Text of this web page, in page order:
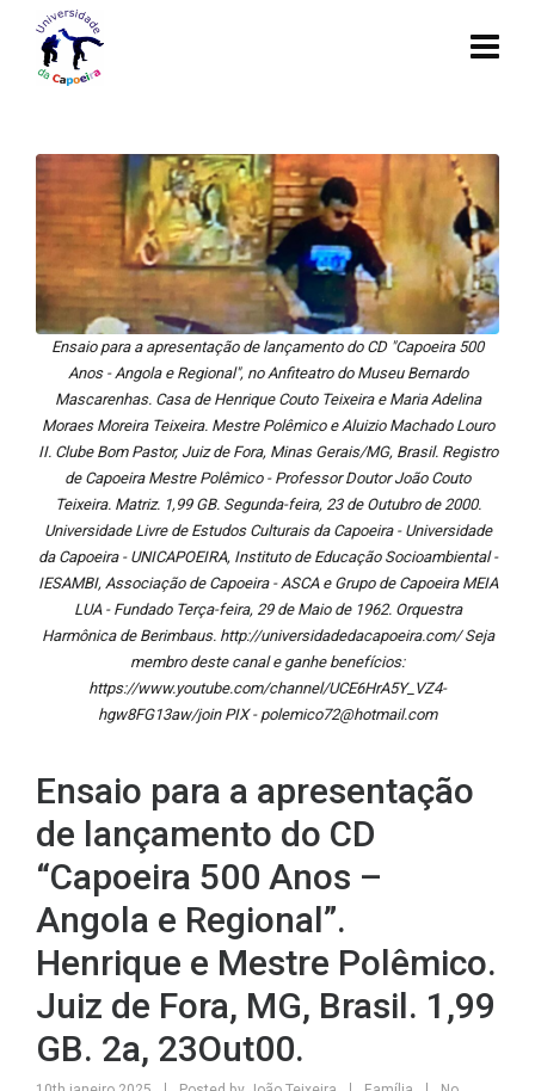
Ensaio para a apresentação de lançamento do CD "Capoeira 500
Anos - Angola e Regional", no Anfiteatro do Museu Bernardo
Mascarenhas. Casa de Henrique Couto Teixeira e Maria Adelina
Moraes Moreira Teixeira. Mestre Polêmico e Aluizio Machado Louro
II. Clube Bom Pastor, Juiz de Fora, Minas Gerais/MG, Brasil. Registro
de Capoeira Mestre Polêmico - Professor Doutor João Couto
Teixeira. Matriz. 1,99 GB. Segunda-feira, 23 de Outubro de 2000.
Universidade Livre de Estudos Culturais da Capoeira - Universidade
da Capoeira - UNICAPOEIRA, Instituto de Educação Socioambiental -
IESAMBI, Associação de Capoeira - ASCA e Grupo de Capoeira MEIA
LUA - Fundado Terça-feira, 29 de Maio de 1962. Orquestra
Harmônica de Berimbaus. http://universidadedacapoeira.com/ Seja
membro deste canal e ganhe benefícios:
https://www.youtube.com/channel/UCE6HrA5Y_VZ4-
hgw8FG13aw/join PIX - polemico72@hotmail.com
Ensaio para a apresentação
de lançamento do CD
“Capoeira 500 Anos –
Angola e Regional”.
Henrique e Mestre Polêmico.
Juiz de Fora, MG, Brasil. 1,99
GB. 2a, 23Out00.